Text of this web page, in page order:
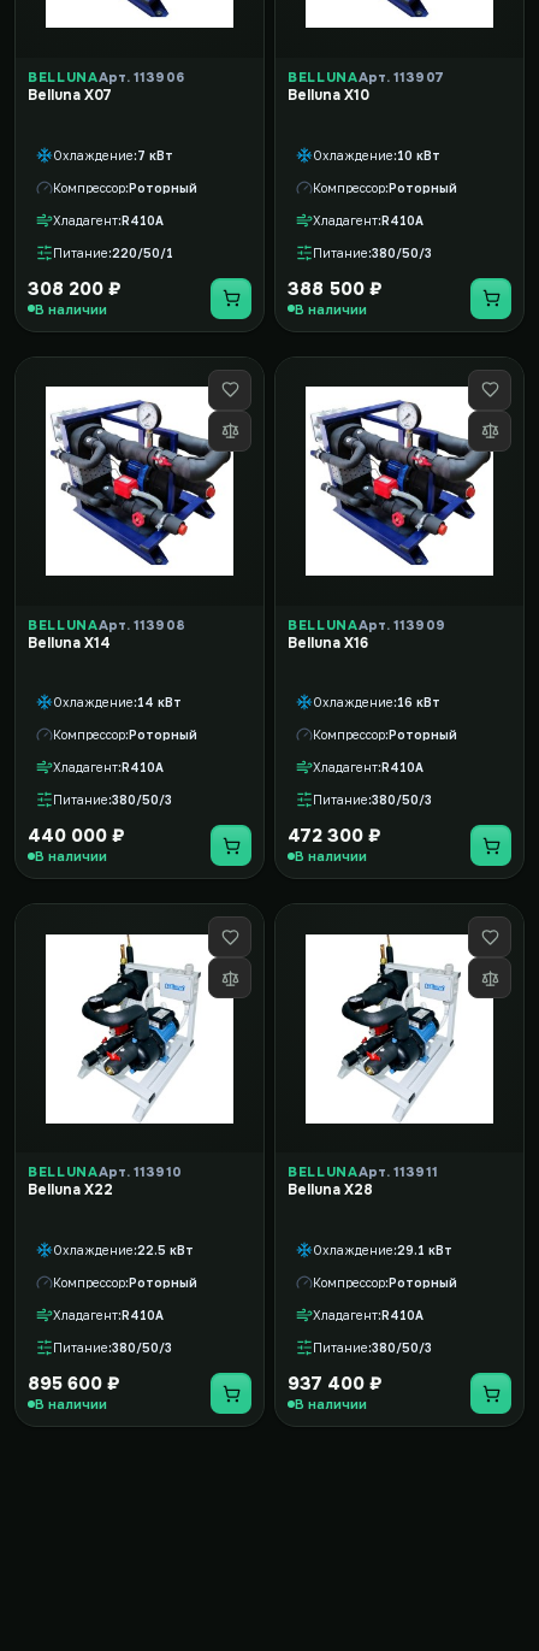
BELLUNAАрт. 113906
Belluna X07
Охлаждение 7 кВт
Компрессор Роторный
Хладагент R410A
Питание 220/50/1
308 200 ₽
В наличии
BELLUNAАрт. 113907
Belluna X10
Охлаждение 10 кВт
Компрессор Роторный
Хладагент R410A
Питание 380/50/3
388 500 ₽
В наличии
BELLUNAАрт. 113908
Belluna X14
Охлаждение 14 кВт
Компрессор Роторный
Хладагент R410A
Питание 380/50/3
440 000 ₽
В наличии
BELLUNAАрт. 113909
Belluna X16
Охлаждение 16 кВт
Компрессор Роторный
Хладагент R410A
Питание 380/50/3
472 300 ₽
В наличии
BELLUNAАрт. 113910
Belluna X22
Охлаждение 22.5 кВт
Компрессор Роторный
Хладагент R410A
Питание 380/50/3
895 600 ₽
В наличии
BELLUNAАрт. 113911
Belluna X28
Охлаждение 29.1 кВт
Компрессор Роторный
Хладагент R410A
Питание 380/50/3
937 400 ₽
В наличии